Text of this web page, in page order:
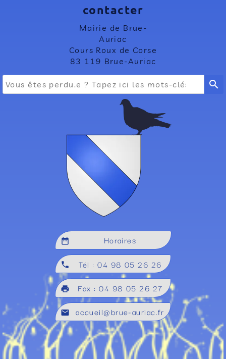
contacter
Mairie de Brue-
Auriac
Cours Roux de Corse
83 119 Brue-Auriac
search
date_range Horaires
local_phone Tél : 04 98 05 26 26
local_printshop Fax : 04 98 05 26 27
mail accueil@brue-auriac.fr